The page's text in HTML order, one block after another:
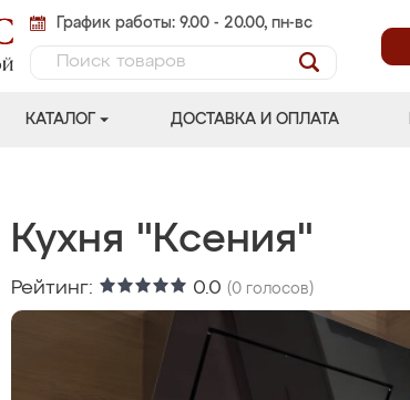
График работы: 9.00 - 20.00, пн-вс
КАТАЛОГ ДОСТАВКА И ОПЛАТА
Кухня "Ксения"
Рейтинг: 0.0 (0 голосов)